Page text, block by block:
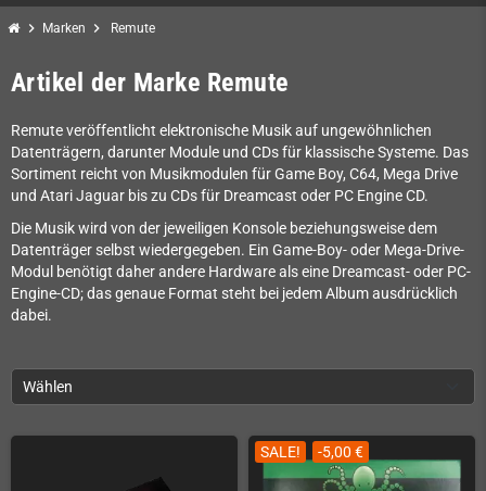
chevron_right Marken chevron_right Remute
Artikel der Marke Remute
Remute veröffentlicht elektronische Musik auf ungewöhnlichen
Datenträgern, darunter Module und CDs für klassische Systeme. Das
Sortiment reicht von Musikmodulen für Game Boy, C64, Mega Drive
und Atari Jaguar bis zu CDs für Dreamcast oder PC Engine CD.
Die Musik wird von der jeweiligen Konsole beziehungsweise dem
Datenträger selbst wiedergegeben. Ein Game-Boy- oder Mega-Drive-
Modul benötigt daher andere Hardware als eine Dreamcast- oder PC-
Engine-CD; das genaue Format steht bei jedem Album ausdrücklich
dabei.
Wählen
SALE! -5,00 €